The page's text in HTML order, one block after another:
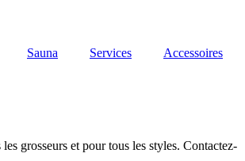
Sauna Services
Accessoires
grosseurs et pour tous les styles. Contactez-